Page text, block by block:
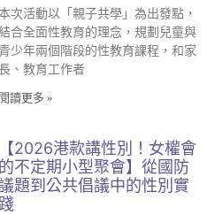
次活動以「親子共學」為出發點，
合全面性教育的理念，規劃兒童與
青少年兩個階段的性教育課程，和家
、教育工作者
閱讀更多 »
【2026港款講性別！女權會
的不定期小型聚會】從國防
題到公共倡議中的性別實